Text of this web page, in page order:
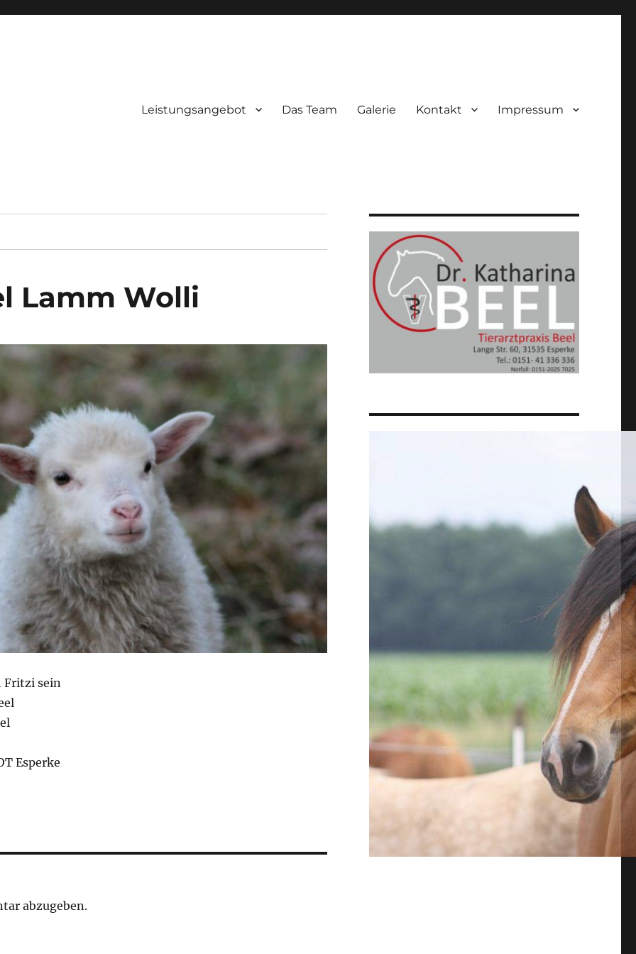
Leistungsangebot Das Team Galerie Kontakt Impressum
Lamm Wolli
Fritzi sein
Esperke
abzugeben.